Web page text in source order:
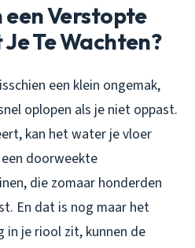
een Verstopte
Te Wachten?
een klein ongemak,
oplopen als je niet oppast.
kan het water je vloer
doorweekte
die zomaar honderden
En dat is nog maar het
in je riool zit, kunnen de